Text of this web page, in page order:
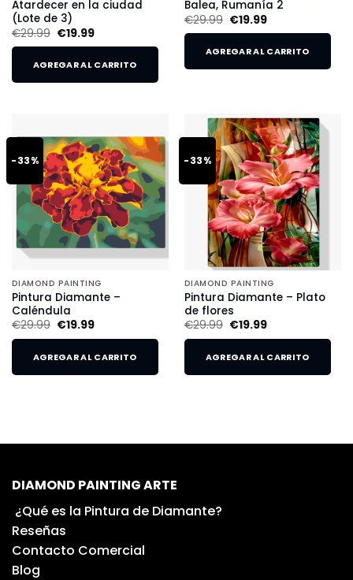
Atardecer en la ciudad
(Lote de 3)
€29.99 €19.99
AGREGAR AL CARRITO
Balea, Rumanía 2
€29.99 €19.99
AGREGAR AL CARRITO
-33%
DIAMOND PAINTING
Pintura Diamante –
Caléndula
€29.99 €19.99
AGREGAR AL CARRITO
-33%
DIAMOND PAINTING
Pintura Diamante – Plato
de flores
€29.99 €19.99
AGREGAR AL CARRITO
DIAMOND PAINTING ARTE
¿Qué es la Pintura de Diamante?
Reseñas
Contacto Comercial
Blog